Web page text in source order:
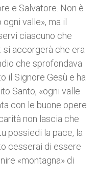
e Salvatore. Non è
valle», ma il
ciascuno che
si accorgerà che era
che sprofondava
il Signore Gesù e ha
Santo, «ogni valle
con le buone opere
non lascia che
possiedi la pace, la
cesserai di essere
«montagna» di